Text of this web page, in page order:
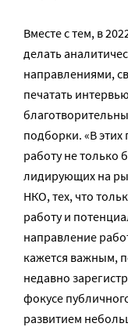
Вместе с тем, в
делать
направлениями,
печатать
подборки. «В
работу не только
лидирующих на
НКО, тех, что
работу и
направление
кажется важным,
недавно
фокусе
развитием